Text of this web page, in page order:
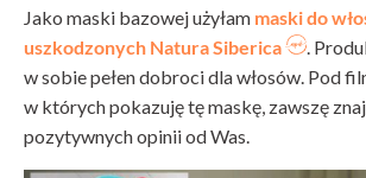
Jako maski bazowej użyłam maski do
uszkodzonych Natura Siberica
.
w sobie pełen dobroci dla włosów. Pod
w których pokazuję tę maskę, zawszę
pozytywnych opinii od Was.